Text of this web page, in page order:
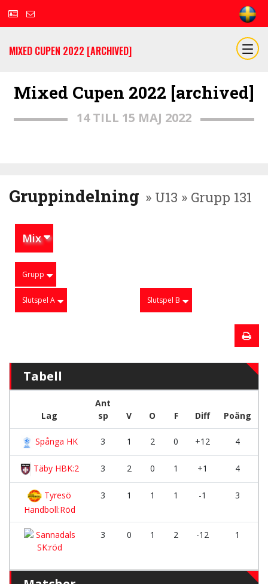
MIXED CUPEN 2022 [ARCHIVED]
Mixed Cupen 2022 [archived]
14 TILL 15 MAJ 2022
Gruppindelning » U13 » Grupp 131
Mix
Grupp
Slutspel A Slutspel B
Tabell
Lag
Ant
sp
V O F Diff Poäng
Spånga HK 3 1 2 0 +12 4
Täby HBK:2 3 2 0 1 +1 4
Tyresö
Handboll:Röd
3 1 1 1 -1 3
Sannadals
SK:röd
3 0 1 2 -12 1